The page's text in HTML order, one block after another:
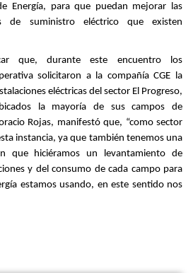
Energía, para que puedan mejorar las
de suministro eléctrico que existen
que, durante este encuentro los
solicitaron a la compañía CGE la
eléctricas del sector El Progreso,
la mayoría de sus campos de
Rojas, manifestó que, “como sector
instancia, ya que también tenemos una
que hiciéramos un levantamiento de
y del consumo de cada campo para
estamos usando, en este sentido nos